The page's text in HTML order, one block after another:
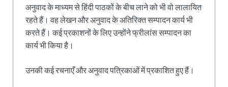
अनुवाद के माध्यम से हिंदी पाठकों के बीच लाने को भी वो लालायित
रहते हैं। वह लेखन और अनुवाद के अतिरिक्त सम्पादन कार्य भी
करते हैं। कई प्रकाशनों के लिए उन्होंने फ्रीलांस सम्पादन का
कार्य भी किया है।
उनकी कई रचनाएँ और अनुवाद पत्रिकाओं में प्रकाशित हुए हैं।